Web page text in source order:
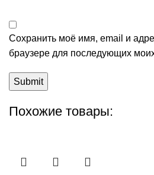
Сохранить моё имя, email и
браузере для последующих
Похожие товары: